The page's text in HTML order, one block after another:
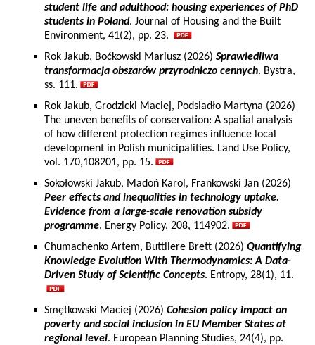
student life and adulthood: housing experiences of PhD
students in Poland. Journal of Housing and the Built
Environment, 41(2), pp. 23.
Rok Jakub, Boćkowski Mariusz (2026) Sprawiedliwa
transformacja obszarów przyrodniczo cennych. Bystra,
ss. 111.
Rok Jakub, Grodzicki Maciej, Podsiadło Martyna (2026)
The uneven benefits of conservation: A spatial analysis
of how different protection regimes influence local
development in Polish municipalities. Land Use Policy,
vol. 170,108201, pp. 15.
Sokołowski Jakub, Madoń Karol, Frankowski Jan (2026)
Peer effects and inequalities in technology uptake.
Evidence from a large-scale renovation subsidy
programme. Energy Policy, 208, 114902.
Chumachenko Artem, Buttliere Brett (2026) Quantifying
Knowledge Evolution With Thermodynamics: A Data-
Driven Study of Scientific Concepts. Entropy, 28(1), 11.
Smętkowski Maciej (2026) Cohesion policy impact on
poverty and social inclusion in EU Member States at
regional level. European Planning Studies, 24(4), pp.